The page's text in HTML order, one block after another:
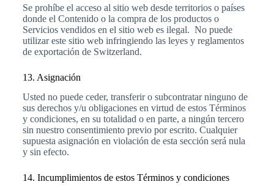
Se prohíbe el acceso al sitio web desde territorios o países
donde el Contenido o la compra de los productos o
Servicios vendidos en el sitio web es ilegal. No puede
utilizar este sitio web infringiendo las leyes y reglamentos
de exportación de Switzerland.
13. Asignación
Usted no puede ceder, transferir o subcontratar ninguno de
sus derechos y/u obligaciones en virtud de estos Términos
y condiciones, en su totalidad o en parte, a ningún tercero
sin nuestro consentimiento previo por escrito. Cualquier
supuesta asignación en violación de esta sección será nula
y sin efecto.
14. Incumplimientos de estos Términos y condiciones